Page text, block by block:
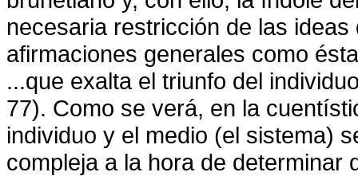
necesaria restricción de las
afirmaciones generales como
...que exalta el triunfo del
77). Como se verá, en la
individuo y el medio (el sistema)
compleja a la hora de determinar